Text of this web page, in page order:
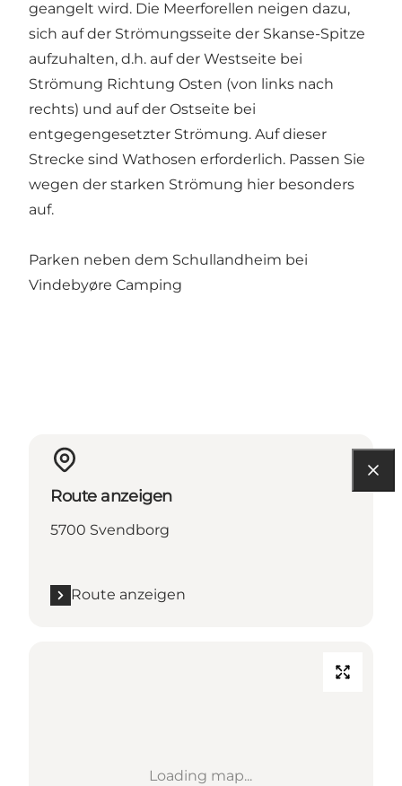
geangelt wird. Die Meerforellen neigen dazu,
sich auf der Strömungsseite der Skanse-Spitze
aufzuhalten, d.h. auf der Westseite bei
Strömung Richtung Osten (von links nach
rechts) und auf der Ostseite bei
entgegengesetzter Strömung. Auf dieser
Strecke sind Wathosen erforderlich. Passen Sie
wegen der starken Strömung hier besonders
auf.
Parken neben dem Schullandheim bei
Vindebyøre Camping
Route anzeigen
5700 Svendborg
Route anzeigen
Loading map...